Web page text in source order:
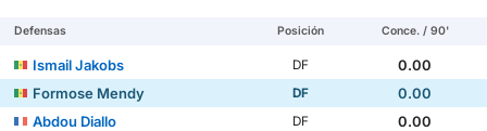
Defensas Posición Conce. / 90'
Ismail Jakobs DF
0.00
Formose Mendy
DF
0.00
Abdou Diallo
DF
0.00